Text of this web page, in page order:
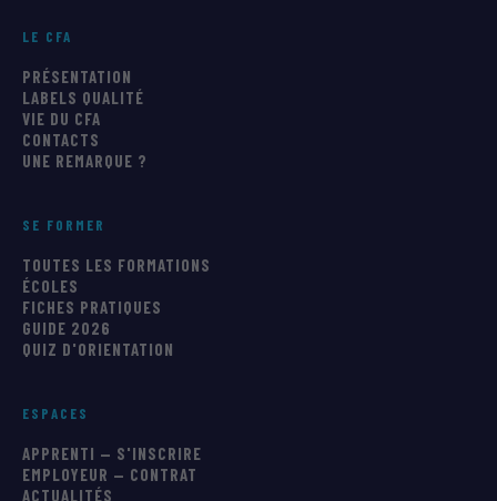
LE CFA
PRÉSENTATION
LABELS QUALITÉ
VIE DU CFA
CONTACTS
UNE REMARQUE ?
SE FORMER
TOUTES LES FORMATIONS
ÉCOLES
FICHES PRATIQUES
GUIDE 2026
QUIZ D'ORIENTATION
ESPACES
APPRENTI — S'INSCRIRE
EMPLOYEUR — CONTRAT
ACTUALITÉS